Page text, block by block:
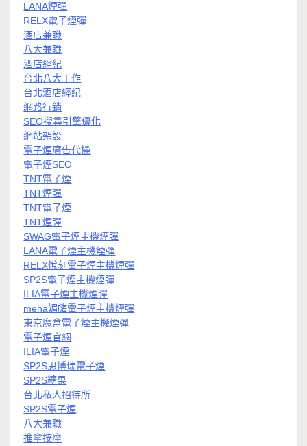
LANA煙彈
RELX電子煙彈
酒店兼職
八大兼職
酒店經紀
台北八大工作
台北酒店經紀
網路行銷
SEO搜尋引擎優化
網站架設
電子煙廣告代操
電子煙SEO
TNT電子煙
TNT煙彈
TNT電子煙
TNT煙彈
SWAG電子煙主機煙彈
LANA電子煙主機煙彈
RELX悅刻電子煙主機煙彈
SP2S電子煙主機煙彈
ILIA電子煙主機煙彈
meha媚嗨電子煙主機煙彈
東京魔盒電子煙主機煙彈
電子煙官網
ILIA電子煙
SP2S思博瑞電子煙
SP2S糖果
台北私人招待所
SP2S電子煙
八大兼職
推拿按摩